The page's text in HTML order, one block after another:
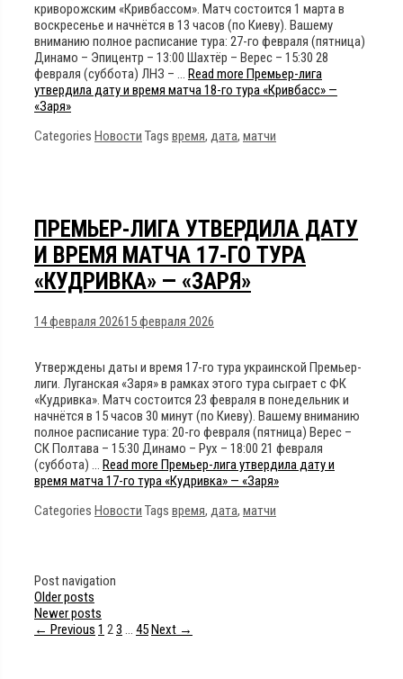
криворожским «Кривбассом». Матч состоится 1 марта в
воскресенье и начнётся в 13 часов (по Киеву). Вашему
вниманию полное расписание тура: 27-го февраля (пятница)
Динамо – Эпицентр – 13:00 Шахтёр – Верес – 15:30 28
февраля (суббота) ЛНЗ – … Read more Премьер-лига
утвердила дату и время матча 18-го тура «Кривбасс» —
«Заря»
Categories Новости Tags время, дата, матчи
ПРЕМЬЕР-ЛИГА УТВЕРДИЛА ДАТУ
И ВРЕМЯ МАТЧА 17-ГО ТУРА
«КУДРИВКА» — «ЗАРЯ»
14 февраля 202615 февраля 2026
Утверждены даты и время 17-го тура украинской Премьер-
лиги. Луганская «Заря» в рамках этого тура сыграет с ФК
«Кудривка». Матч состоится 23 февраля в понедельник и
начнётся в 15 часов 30 минут (по Киеву). Вашему вниманию
полное расписание тура: 20-го февраля (пятница) Верес –
СК Полтава – 15:30 Динамо – Рух – 18:00 21 февраля
(суббота) … Read more Премьер-лига утвердила дату и
время матча 17-го тура «Кудривка» — «Заря»
Categories Новости Tags время, дата, матчи
Post navigation
Older posts
Newer posts
← Previous 1 23 … 45Next →